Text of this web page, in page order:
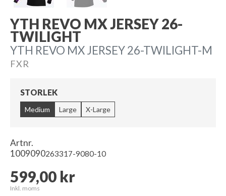
YTH REVO MX JERSEY 26-
TWILIGHT
YTH REVO MX JERSEY 26-TWILIGHT-M
FXR
STORLEK
Medium Large X-Large
Artnr.
1009090263317-9080-10
599,00 kr
Inkl. moms